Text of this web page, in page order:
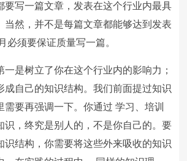
要写一篇文章，发表在这个行业内最具
当然，并不是每篇文章都能够达到发表
必须要保证质量写一篇。
一是树立了你在这个行业内的影响力；
成自己的知识结构。我们前面提过知识
需要再强调一下。你通过 学习、培训
识，终究是别人的，不是你自己的。要
识结构，你需要将这些外来吸收的知识